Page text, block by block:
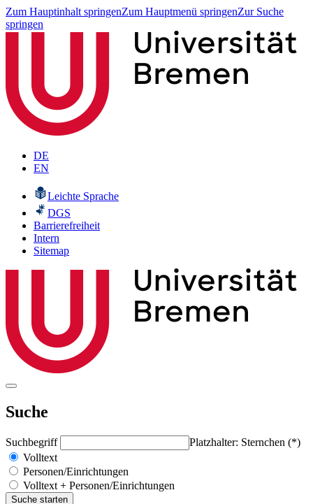
Zum Hauptinhalt springenZum Hauptmenü springenZur Suche
springen
DE
EN
Leichte Sprache
DGS
Barrierefreiheit
Intern
Sitemap
Suche
Suchbegriff
Platzhalter: Sternchen (*)
Volltext
Personen/Einrichtungen
Volltext + Personen/Einrichtungen